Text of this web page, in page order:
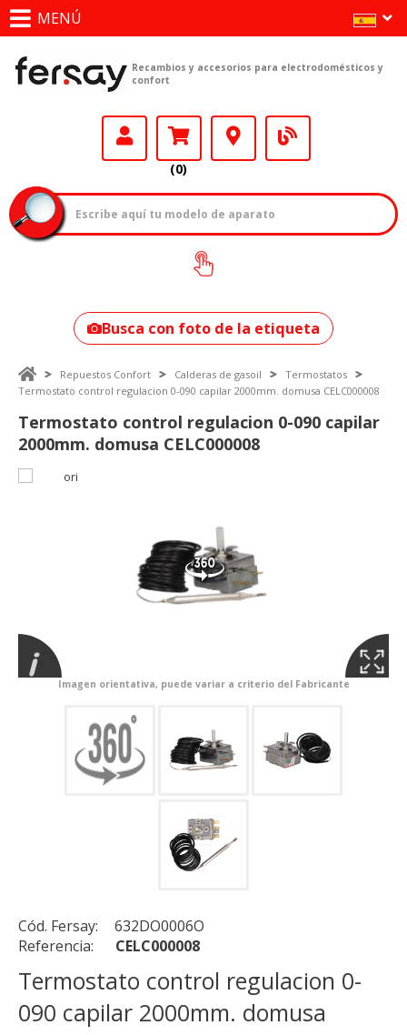
MENÚ
Recambios y accesorios para electrodomésticos y
confort
(0)
¿Cómo encontrar
tu modelo?
Busca con foto de la etiqueta
Repuestos Confort Calderas de gasoil
Termostatos
Termostato control regulacion 0-090 capilar 2000mm. domusa CELC000008
Termostato control regulacion 0-090 capilar
2000mm. domusa CELC000008
Imagen orientativa, puede variar a criterio del Fabricante
Cód. Fersay:
632DO0006O
Referencia:
CELC000008
Termostato control regulacion 0-
090 capilar 2000mm. domusa